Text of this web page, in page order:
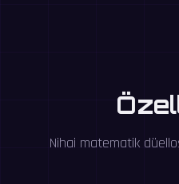
Nihai matematik